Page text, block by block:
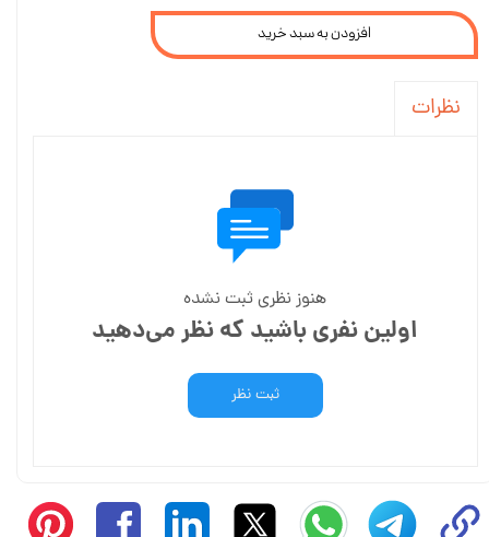
افزودن به سبد خرید
نظرات
هنوز نظری ثبت نشده
اولین نفری باشید که نظر می‌دهید
ثبت نظر